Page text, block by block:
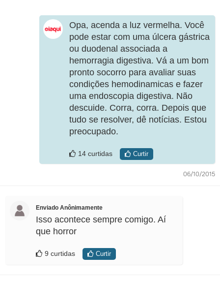
Opa, acenda a luz vermelha. Você
pode estar com uma úlcera gástrica
ou duodenal associada a
hemorragia digestiva. Vá a um bom
pronto socorro para avaliar suas
condições hemodinamicas e fazer
uma endoscopia digestiva. Não
descuide. Corra, corra. Depois que
tudo se resolver, dê notícias. Estou
preocupado.
14 curtidas Curtir
06/10/2015
Enviado Anônimamente
Isso acontece sempre comigo. Aí
que horror
9 curtidas Curtir